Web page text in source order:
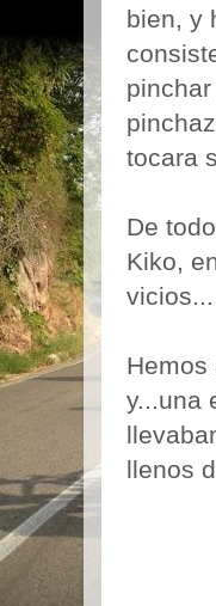
bien, y
tocara
De
Kiko,
Hemos
y...una
llenos